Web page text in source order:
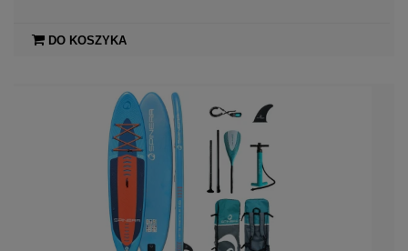
DO KOSZYKA